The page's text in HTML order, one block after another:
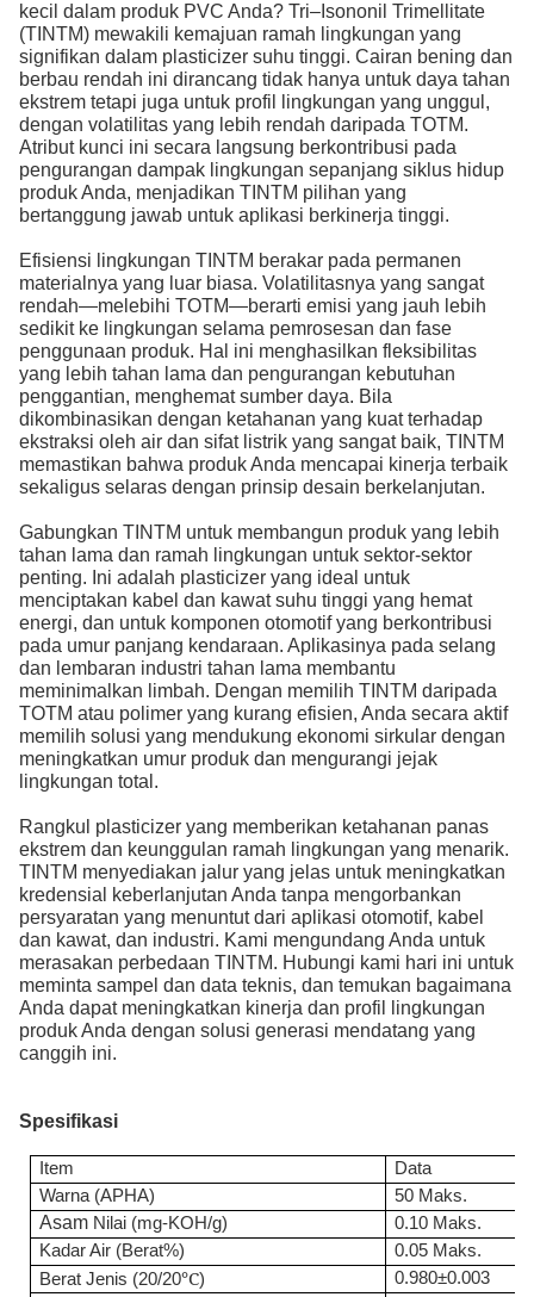
kecil dalam produk PVC Anda? Tri–Isononil Trimellitate
(TINTM) mewakili kemajuan ramah lingkungan yang
signifikan dalam plasticizer suhu tinggi. Cairan bening dan
berbau rendah ini dirancang tidak hanya untuk daya tahan
ekstrem tetapi juga untuk profil lingkungan yang unggul,
dengan volatilitas yang lebih rendah daripada TOTM.
Atribut kunci ini secara langsung berkontribusi pada
pengurangan dampak lingkungan sepanjang siklus hidup
produk Anda, menjadikan TINTM pilihan yang
bertanggung jawab untuk aplikasi berkinerja tinggi.
Efisiensi lingkungan TINTM berakar pada permanen
materialnya yang luar biasa. Volatilitasnya yang sangat
rendah—melebihi TOTM—berarti emisi yang jauh lebih
sedikit ke lingkungan selama pemrosesan dan fase
penggunaan produk. Hal ini menghasilkan fleksibilitas
yang lebih tahan lama dan pengurangan kebutuhan
penggantian, menghemat sumber daya. Bila
dikombinasikan dengan ketahanan yang kuat terhadap
ekstraksi oleh air dan sifat listrik yang sangat baik, TINTM
memastikan bahwa produk Anda mencapai kinerja terbaik
sekaligus selaras dengan prinsip desain berkelanjutan.
Gabungkan TINTM untuk membangun produk yang lebih
tahan lama dan ramah lingkungan untuk sektor-sektor
penting. Ini adalah plasticizer yang ideal untuk
menciptakan kabel dan kawat suhu tinggi yang hemat
energi, dan untuk komponen otomotif yang berkontribusi
pada umur panjang kendaraan. Aplikasinya pada selang
dan lembaran industri tahan lama membantu
meminimalkan limbah. Dengan memilih TINTM daripada
TOTM atau polimer yang kurang efisien, Anda secara aktif
memilih solusi yang mendukung ekonomi sirkular dengan
meningkatkan umur produk dan mengurangi jejak
lingkungan total.
Rangkul plasticizer yang memberikan ketahanan panas
ekstrem dan keunggulan ramah lingkungan yang menarik.
TINTM menyediakan jalur yang jelas untuk meningkatkan
kredensial keberlanjutan Anda tanpa mengorbankan
persyaratan yang menuntut dari aplikasi otomotif, kabel
dan kawat, dan industri. Kami mengundang Anda untuk
merasakan perbedaan TINTM. Hubungi kami hari ini untuk
meminta sampel dan data teknis, dan temukan bagaimana
Anda dapat meningkatkan kinerja dan profil lingkungan
produk Anda dengan solusi generasi mendatang yang
canggih ini.
Spesifikasi
Item
Data
Warna (APHA)
50 Maks.
Asam Nilai (mg-KOH/g)
0.10 Maks.
Kadar Air (Berat%)
0.05 Maks.
Berat Jenis (20/20℃)
0.980±0.003